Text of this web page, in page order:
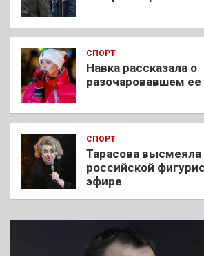
СПОРТ
Навка рассказала о
разочаровавшем
СПОРТ
Тарасова
российской
эфире